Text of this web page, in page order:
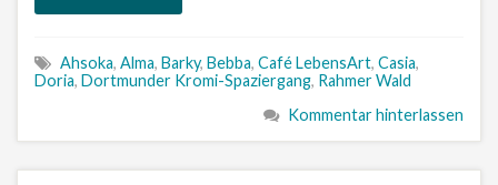
Ahsoka, Alma, Barky, Bebba, Café LebensArt, Casia,
Doria, Dortmunder Kromi-Spaziergang, Rahmer Wald
Kommentar hinterlassen